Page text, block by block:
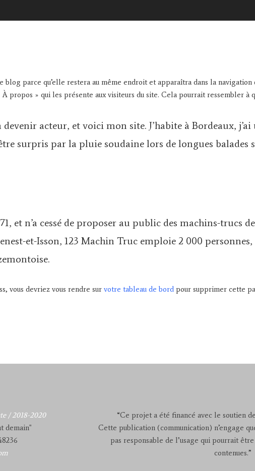
blog parce qu’elle restera au même endroit et apparaîtra dans la
propos » qui les présente aux visiteurs du site. Cela pourrait ressembler à
acteur, et voici mon site. J’habite à Bordeaux,
surpris par la pluie soudaine lors de longues balades
et n’a cessé de proposer au public des machins-trucs
et-Isson, 123 Machin Truc emploie 2 000
vous devriez vous rendre sur votre tableau de bord pour supprimer cette
/ 2018-2020
demain"
“Ce projet a été financé avec le soutien
Cette publication (communication) n’engage
pas responsable de l’usage qui pourrait
contenues.”